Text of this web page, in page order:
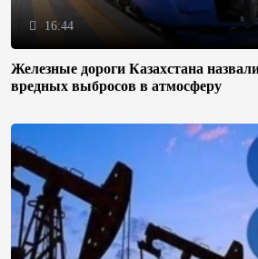
16:44
Железные дороги Казахстана
вредных выбросов в атмосферу